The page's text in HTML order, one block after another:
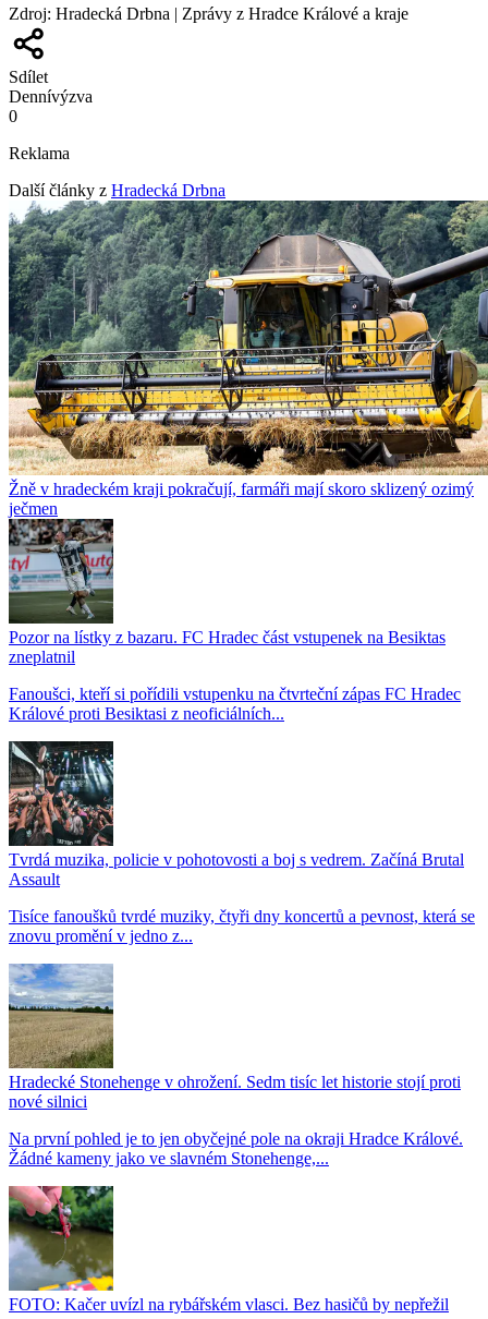
Zdroj: Hradecká Drbna | Zprávy z Hradce Králové a kraje
Sdílet
Dennívýzva
0
Reklama
Další články z Hradecká Drbna
Žně v hradeckém kraji pokračují, farmáři mají skoro sklizený ozimý
ječmen
Pozor na lístky z bazaru. FC Hradec část vstupenek na Besiktas
zneplatnil
Fanoušci, kteří si pořídili vstupenku na čtvrteční zápas FC Hradec
Králové proti Besiktasi z neoficiálních...
Tvrdá muzika, policie v pohotovosti a boj s vedrem. Začíná Brutal
Assault
Tisíce fanoušků tvrdé muziky, čtyři dny koncertů a pevnost, která se
znovu promění v jedno z...
Hradecké Stonehenge v ohrožení. Sedm tisíc let historie stojí proti
nové silnici
Na první pohled je to jen obyčejné pole na okraji Hradce Králové.
Žádné kameny jako ve slavném Stonehenge,...
FOTO: Kačer uvízl na rybářském vlasci. Bez hasičů by nepřežil